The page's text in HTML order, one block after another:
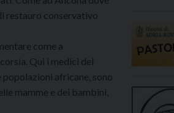
restauro conservativo
come a
Qui i medici del
africane, sono
mamme e dei bambini,